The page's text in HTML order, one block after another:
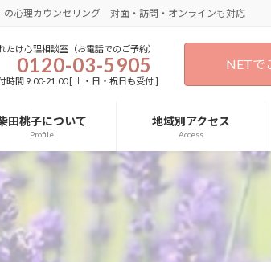
の心理カウンセリング 対面・訪問・オンラインも対応
たけ心理相談室（お電話でのご予約）
0120-03-5905
時間 9:00-21:00 [ 土・日・祝日も受付 ]
NETで
田桃子について
Profile
地域別アクセス
Access